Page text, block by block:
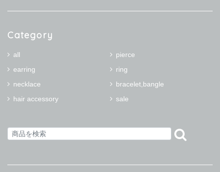
Category
all
pierce
earring
ring
necklace
bracelet,bangle
hair accessory
sale